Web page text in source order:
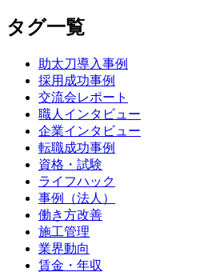
タグ一覧
助太刀導入事例
採用成功事例
交流会レポート
職人インタビュー
企業インタビュー
転職成功事例
資格・試験
ライフハック
事例（法人）
働き方改善
施工管理
業界動向
賃金・年収